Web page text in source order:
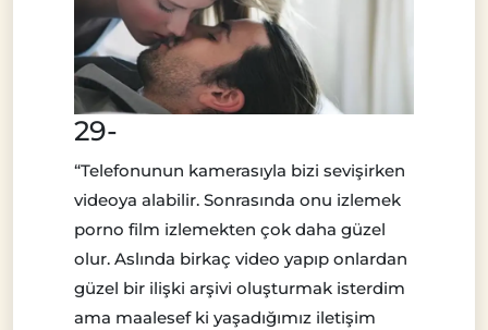
29-
“Telefonunun kamerasıyla bizi sevişirken
videoya alabilir. Sonrasında onu izlemek
porno film izlemekten çok daha güzel
olur. Aslında birkaç video yapıp onlardan
güzel bir ilişki arşivi oluşturmak isterdim
ama maalesef ki yaşadığımız iletişim